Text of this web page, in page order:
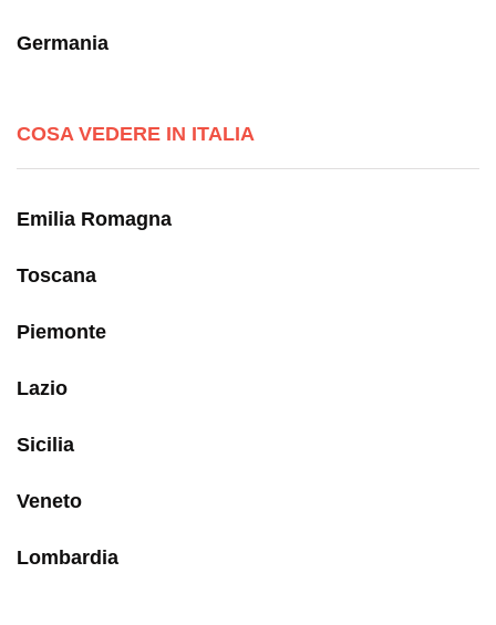
Germania
COSA VEDERE IN ITALIA
Emilia Romagna
Toscana
Piemonte
Lazio
Sicilia
Veneto
Lombardia